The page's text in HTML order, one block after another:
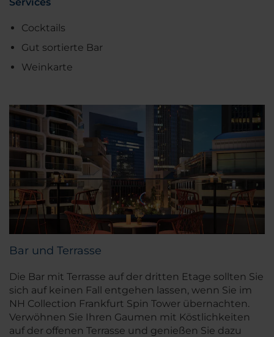
Cocktails
Gut sortierte Bar
Weinkarte
Bar und Terrasse
Die Bar mit Terrasse auf der dritten Etage sollten Sie
sich auf keinen Fall entgehen lassen, wenn Sie im
NH Collection Frankfurt Spin Tower übernachten.
Verwöhnen Sie Ihren Gaumen mit Köstlichkeiten
auf der offenen Terrasse und genießen Sie dazu